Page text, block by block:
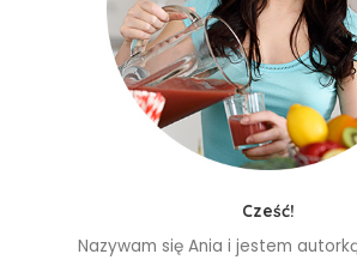
Cześć!
Nazywam się Ania i jestem